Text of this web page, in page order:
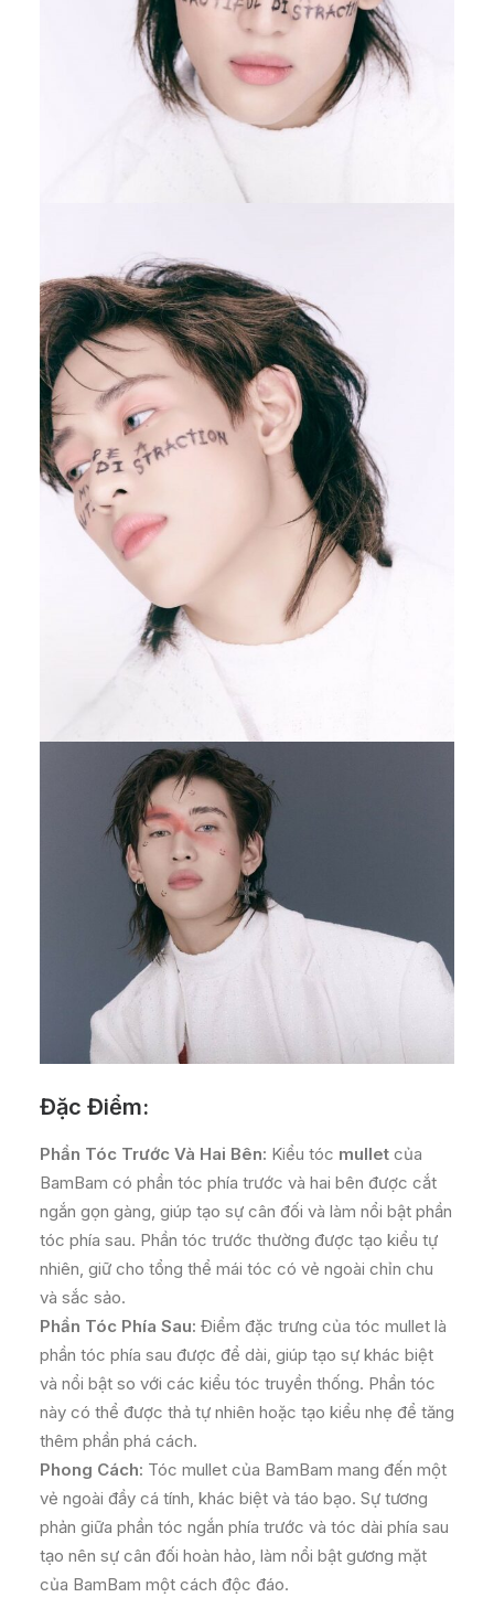
Đặc Điểm:
Phần Tóc Trước Và Hai Bên: Kiểu tóc mullet của
BamBam có phần tóc phía trước và hai bên được cắt
ngắn gọn gàng, giúp tạo sự cân đối và làm nổi bật phần
tóc phía sau. Phần tóc trước thường được tạo kiểu tự
nhiên, giữ cho tổng thể mái tóc có vẻ ngoài chỉn chu
và sắc sảo.
Phần Tóc Phía Sau: Điểm đặc trưng của tóc mullet là
phần tóc phía sau được để dài, giúp tạo sự khác biệt
và nổi bật so với các kiểu tóc truyền thống. Phần tóc
này có thể được thả tự nhiên hoặc tạo kiểu nhẹ để tăng
thêm phần phá cách.
Phong Cách: Tóc mullet của BamBam mang đến một
vẻ ngoài đầy cá tính, khác biệt và táo bạo. Sự tương
phản giữa phần tóc ngắn phía trước và tóc dài phía sau
tạo nên sự cân đối hoàn hảo, làm nổi bật gương mặt
của BamBam một cách độc đáo.